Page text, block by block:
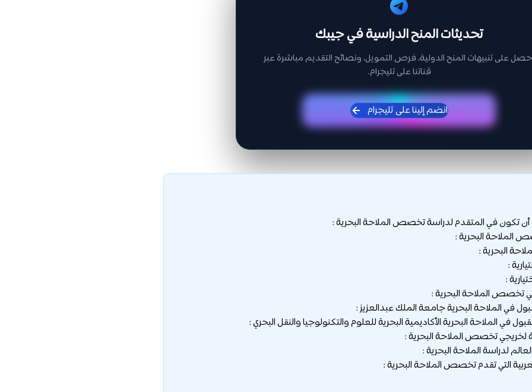
تحديثات المنح الدراسية في جيبك
على تنبيهات المنح الدولية، فرص التمويل، ونصائح التقديم مباشرة عبر
قناتنا على تليجرام.
انضم إلينا على تليجرام
تكون في المتقدم لدراسة تخصص الملاحة البحرية :
البحرية :
البحرية :
:
:
تخصص الملاحة البحرية :
في الملاحة البحرية جامعة الملك عبدالعزيز :
في الملاحة البحرية الأكاديمية البحرية للعلوم والتكنولوجيا والنقل البحري :
لخريجي تخصص الملاحة البحرية :
لدراسة الملاحة البحرية :
التي تقدم تخصص الملاحة البحرية :